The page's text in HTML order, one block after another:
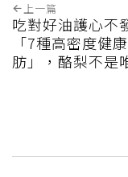
上一篇
吃對好油護心不
「7種高密度健
肪」，酪梨不是